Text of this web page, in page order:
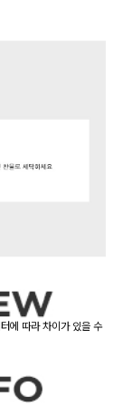
에 따라 차이가 있을 수